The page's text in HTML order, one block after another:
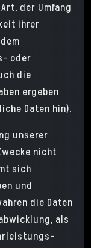
der Umfang
ihrer
oder
die
ergeben
Daten hin).
unserer
nicht
sich
und
die Daten
als